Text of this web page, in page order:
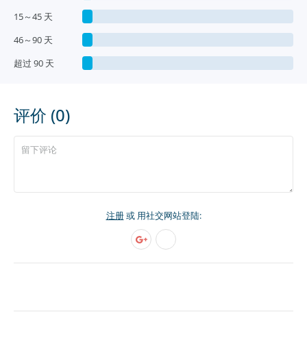
15～45 天
46～90 天
超过 90 天
评价 (0)
注册或 用社交网站登陆: